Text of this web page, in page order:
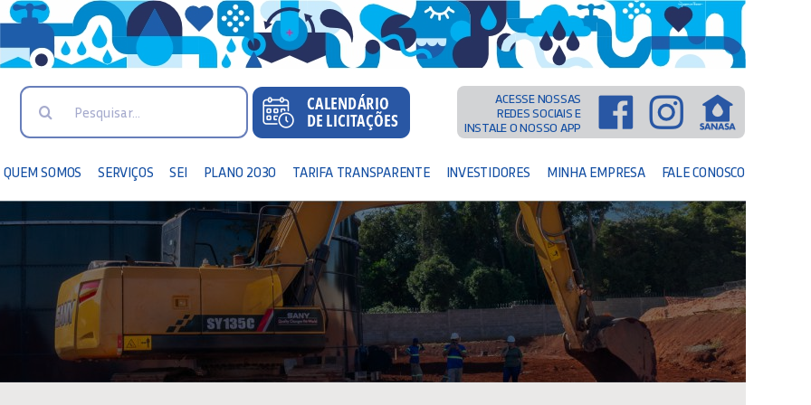
Search
ACESSE NOSSAS
REDES SOCIAIS E
INSTALE O NOSSO APP
QUEM SOMOS SERVIÇOS SEI PLANO 2030 TARIFA TRANSPARENTE INVESTIDORES MINHA EMPRESA FALE CONOSCO